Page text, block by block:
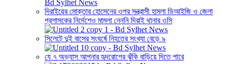
দিরাইয়ের মোক্তার হোসেনের ওপর সন্ত্রাসী হামলা ডিআইজি ও জেলা
প্রশাসকের নির্দেশেও মামলা নেননি দিরাই থানার ওসি
সিলেটে দুই বাসের সংঘর্ষে নিহতের সংখ্যা বেড়ে ৯
যে ৭ অভ্যাস আপনার হৃদরোগের ঝুঁকি বাড়িয়ে দিতে পারে